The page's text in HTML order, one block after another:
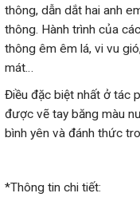
thông, dẫn dắt hai anh
thông. Hành trình của
thông êm êm lá, vi vu
mát…
Điều đặc biệt nhất ở tác
được vẽ tay băng màu
bình yên và đánh thức
*Thông tin chi tiết: